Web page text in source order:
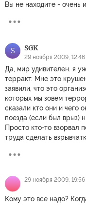
Вы не находите - очень
S SGK
29 ноября 2009, 12:46
Да, мир удивителен. я
терракт. Мне это
заявили, что это
которых мы зовем
сказали кто они и чего
поезда (если был врыз)
Просто кто-то взорвал
труда сделать
29 ноября 2009, 19:56
Кому это все надо?